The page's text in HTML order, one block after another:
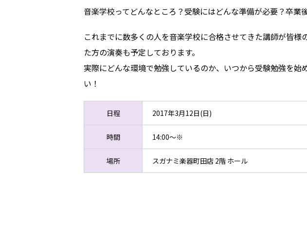
音楽学校ってどんなところ？受験にはどんな準備が必要？卒
これまでに数多くの人を音楽学校に合格させてきた講師が皆
た方の演奏も予定しております。
実際にどんな環境で勉強しているのか、いつから受験勉強を
い！
日程 2017年3月12日(日)
時間 14:00～※
場所 スガナミ楽器町田店 2階 ホール